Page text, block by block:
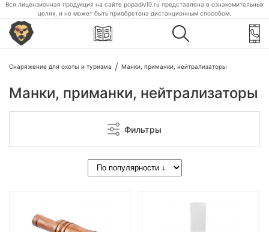
Вся лицензионная продукция на сайте popadiv10.ru представлена в ознакомительных
целях, и не может быть приобретена дистанционным способом.
Снаряжение для охоты и туризма Манки, приманки, нейтрализаторы
Манки, приманки, нейтрализаторы
Фильтры